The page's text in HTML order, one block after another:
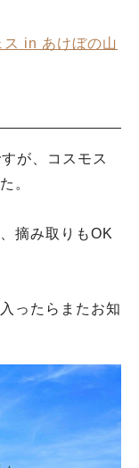
ス in あけぼの山
が、コスモス
。
摘み取りもOK
ったらまたお知